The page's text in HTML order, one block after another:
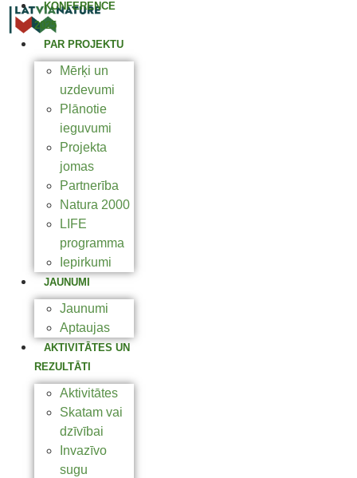
KONFERENCE
2025
PAR PROJEKTU
Mērķi un
uzdevumi
Plānotie
ieguvumi
Projekta
jomas
Partnerība
Natura 2000
LIFE
programma
Iepirkumi
JAUNUMI
Jaunumi
Aptaujas
AKTIVITĀTES UN
REZULTĀTI
Aktivitātes
Skatam vai
dzīvībai
Invazīvo
sugu